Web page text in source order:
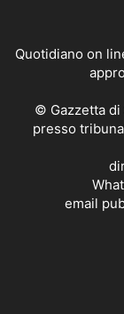
Quotidiano on
© Gazzetta
presso
email